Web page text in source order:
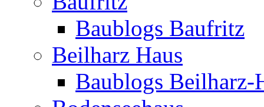
Baublogs Baufritz
Beilharz Haus
Baublogs Beilharz-